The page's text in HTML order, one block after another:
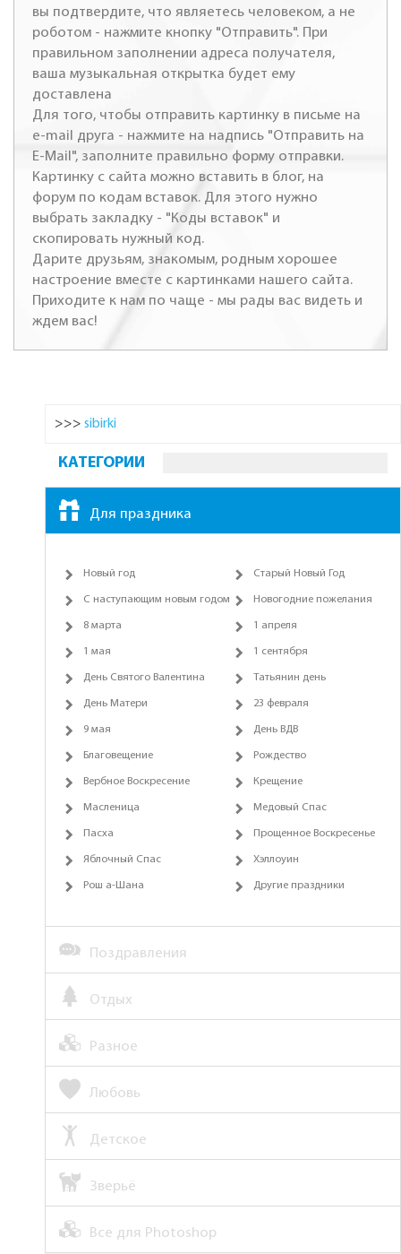
вы подтвердите, что являетесь человеком, а не
роботом - нажмите кнопку "Отправить". При
правильном заполнении адреса получателя,
ваша музыкальная открытка будет ему
доставлена
Для того, чтобы отправить картинку в письме на
e-mail друга - нажмите на надпись "Отправить на
E-Mail", заполните правильно форму отправки.
Картинку с сайта можно вставить в блог, на
форум по кодам вставок. Для этого нужно
выбрать закладку - "Коды вставок" и
скопировать нужный код.
Дарите друзьям, знакомым, родным хорошее
настроение вместе с картинками нашего сайта.
Приходите к нам по чаще - мы рады вас видеть и
ждем вас!
>>> sibirki
КАТЕГОРИИ
Для праздника
Новый год Старый Новый Год
С наступающим новым годом Новогодние пожелания
8 марта 1 апреля
1 мая 1 сентября
День Святого Валентина Татьянин день
День Матери 23 февраля
9 мая День ВДВ
Благовещение Рождество
Вербное Воскресение Крещение
Масленица Медовый Спас
Пасха Прощенное Воскресенье
Яблочный Спас Хэллоуин
Рош а-Шана Другие праздники
Поздравления
Отдых
Разное
Любовь
Детское
Зверьё
Все для Photoshop